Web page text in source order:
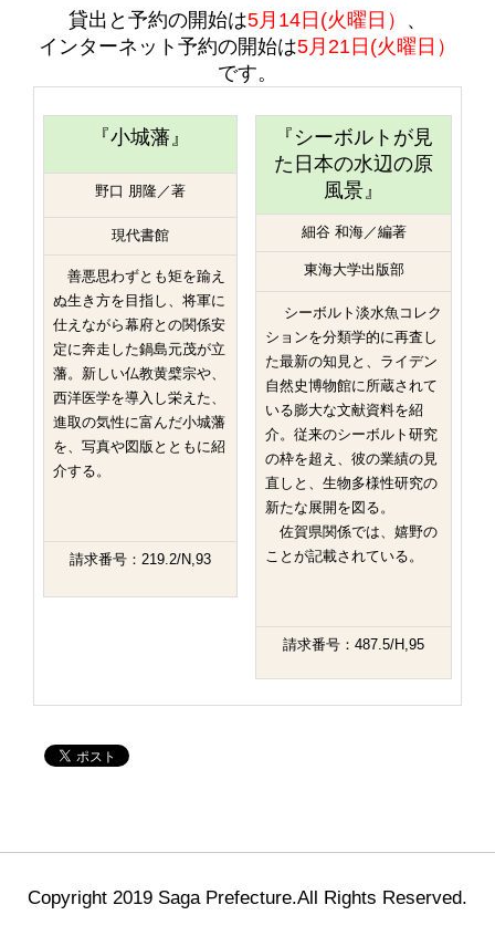
貸出と予約の開始は5月14日(火曜日） 、
インターネット予約の開始は5月21日(火曜日）
です。
『小城藩』
野口 朋隆／著
現代書館
善悪思わずとも矩を踰え
ぬ生き方を目指し、将軍に
仕えながら幕府との関係安
定に奔走した鍋島元茂が立
藩。新しい仏教黄檗宗や、
西洋医学を導入し栄えた、
進取の気性に富んだ小城藩
を、写真や図版とともに紹
介する。
請求番号：219.2/N,93
『シーボルトが見
た日本の水辺の原
風景』
細谷 和海／編著
東海大学出版部
シーボルト淡水魚コレク
ションを分類学的に再査し
た最新の知見と、ライデン
自然史博物館に所蔵されて
いる膨大な文献資料を紹
介。従来のシーボルト研究
の枠を超え、彼の業績の見
直しと、生物多様性研究の
新たな展開を図る。
佐賀県関係では、嬉野の
ことが記載されている。
請求番号：487.5/H,95
Copyright 2019 Saga Prefecture.All Rights Reserved.